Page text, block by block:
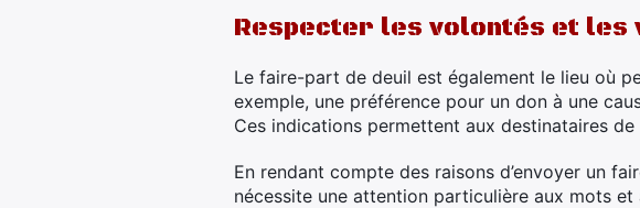
Respecter les volontés et les
Le faire-part de deuil est également le lieu où
exemple, une préférence pour un don à une
Ces indications permettent aux destinataires
En rendant compte des raisons d’envoyer un
nécessite une attention particulière aux mots et